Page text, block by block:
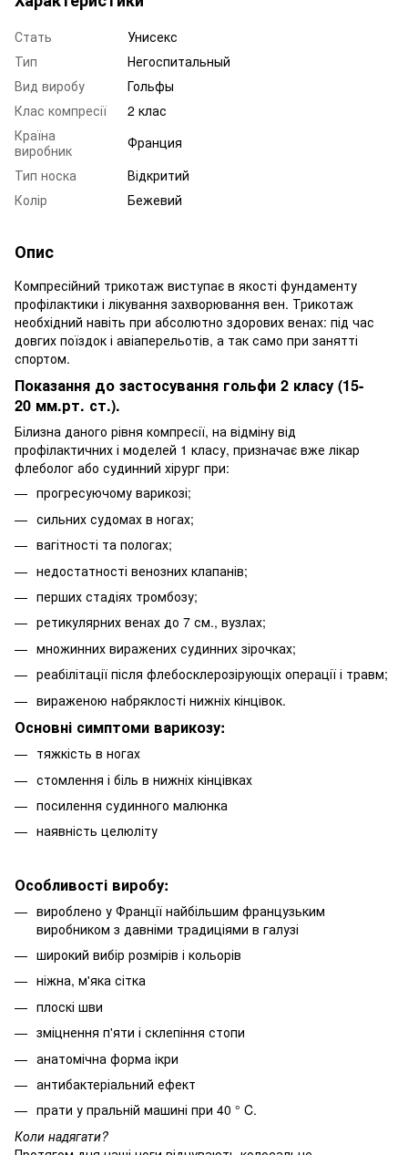
Стать
Унисекс
Тип
Негоспитальный
Вид виробу
Гольфы
Клас компресії
2 клас
Країна
виробник
Франция
Тип носка
Відкритий
Колір
Бежевий
Опис
Компресійний трикотаж виступає в якості фундаменту
профілактики і лікування захворювання вен. Трикотаж
необхідний навіть при абсолютно здорових венах: під час
довгих поїздок і авіаперельотів, а так само при занятті
спортом.
Показання до застосування гольфи 2 класу (15-
20 мм.рт. ст.).
Білизна даного рівня компресії, на відміну від
профілактичних і моделей 1 класу, призначає вже лікар
флеболог або судинний хірург при:
прогресуючому варикозі;
сильних судомах в ногах;
вагітності та пологах;
недостатності венозних клапанів;
перших стадіях тромбозу;
ретикулярних венах до 7 см., вузлах;
множинних виражених судинних зірочках;
реабілітації після флебосклерозірующіх операції і травм;
вираженою набряклості нижніх кінцівок.
Основні симптоми варикозу:
тяжкість в ногах
стомлення і біль в нижніх кінцівках
посилення судинного малюнка
наявність целюліту
Особливості виробу:
вироблено у Франції найбільшим французьким
виробником з давніми традиціями в галузі
широкий вибір розмірів і кольорів
ніжна, м'яка сітка
плоскі шви
зміцнення п'яти і склепіння стопи
анатомічна форма ікри
антибактеріальний ефект
прати у пральній машині при 40 ° C.
Коли надягати?